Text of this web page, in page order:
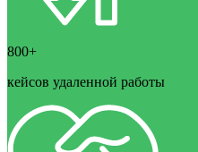
800+
кейсов удаленной работы